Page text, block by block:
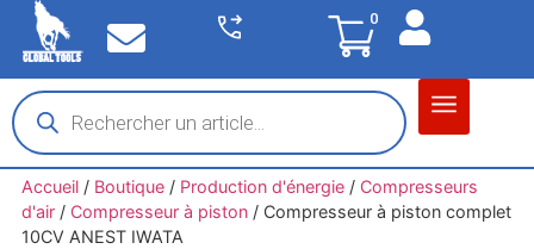
0
Accueil/ Boutique/ Production d'énergie/ Compresseurs
d'air/ Compresseur à piston/ Compresseur à piston complet
10CV ANEST IWATA